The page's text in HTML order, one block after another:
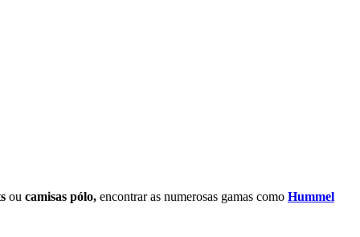
ou camisas pólo, encontrar as numerosas gamas como Hummel